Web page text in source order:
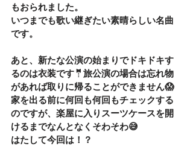
もおられました。
いつまでも歌い継ぎたい素晴らしい名曲
です。
あと、新たな公演の始まりでドキドキす
るのは衣装です🤵旅公演の場合は忘れ物
があれば取りに帰ることができません😱
家を出る前に何回も何回もチェックする
のですが、楽屋に入りスーツケースを開
けるまでなんとなくそわそわ😅
はたして今回は！？